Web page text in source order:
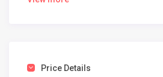
Confort et Sérénité:
Price Details